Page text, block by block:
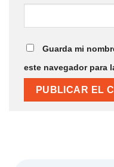
Guarda mi
este navegador para